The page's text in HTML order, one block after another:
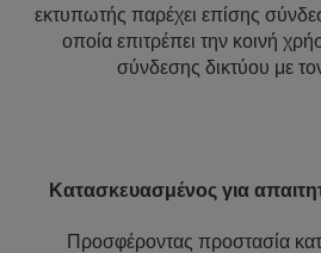
εκτυπωτής παρέχει επίσης
οποία επιτρέπει την κοινή
σύνδεσης δικτύου με
Κατασκευασμένος για
Προσφέροντας προστασία